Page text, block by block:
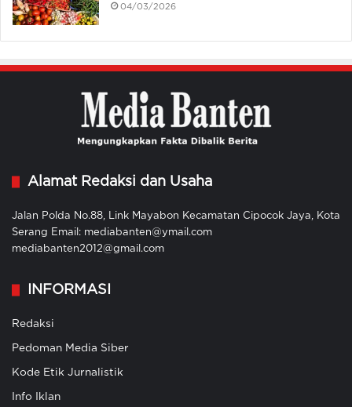
04/03/2026
Alamat Redaksi dan Usaha
Jalan Polda No.88, Link Mayabon Kecamatan Cipocok Jaya, Kota
Serang Email: mediabanten@ymail.com
mediabanten2012@gmail.com
INFORMASI
Redaksi
Pedoman Media Siber
Kode Etik Jurnalistik
Info Iklan